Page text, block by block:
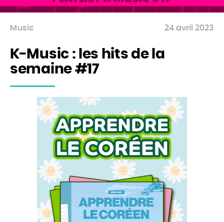
Music
K-Music : les hits de la
semaine #17
24 avril 2023